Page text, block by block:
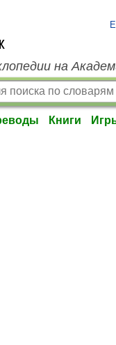
на
Книги